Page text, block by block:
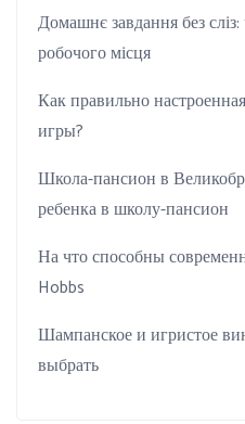
Домашнє завдання без сліз:
робочого місця
Как правильно
игры?
Школа-пансион в
ребенка в школу-пансион
На что способны
Hobbs
Шампанское и игристое
выбрать